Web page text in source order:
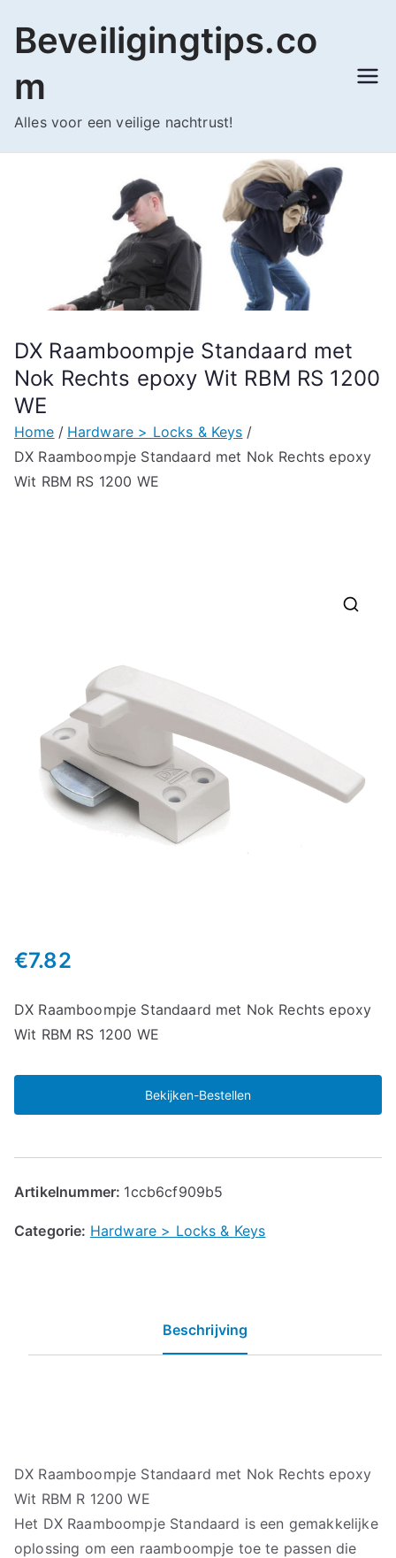
naar
inhoud
Beveiligingtips.co
m
Alles voor een veilige nachtrust!
DX Raamboompje Standaard met
Nok Rechts epoxy Wit RBM RS 1200
WE
Home
Hardware > Locks & Keys
DX Raamboompje Standaard met Nok Rechts epoxy
Wit RBM RS 1200 WE
€7.82
DX Raamboompje Standaard met Nok Rechts epoxy
Wit RBM RS 1200 WE
Bekijken-Bestellen
Artikelnummer: 1ccb6cf909b5
Categorie: Hardware > Locks & Keys
Beschrijving
DX Raamboompje Standaard met Nok Rechts epoxy
Wit RBM R 1200 WE
Het DX Raamboompje Standaard is een gemakkelijke
oplossing om een raamboompje toe te passen die